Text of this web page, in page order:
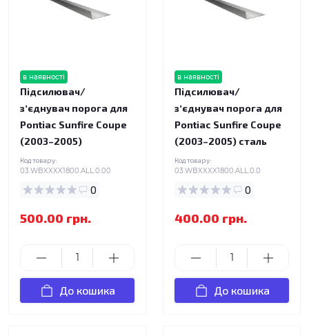
в наявності
Підсилювач/
зʼєднувач порога для
Pontiac Sunfire Coupe
(2003–2005)
Код товару:
03.WBXXXX1800.ALL.0.00
0
500.00 грн.
До кошика
в наявності
Підсилювач/
зʼєднувач порога для
Pontiac Sunfire Coupe
(2003–2005) сталь
Код товару:
03.WBXXXX1800.ALL.0.0
0
400.00 грн.
До кошика